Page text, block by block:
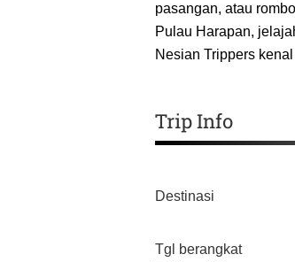
pasangan, atau
Pulau Harapan,
Nesian Trippers
Trip Info
Destinasi
Tgl berangkat